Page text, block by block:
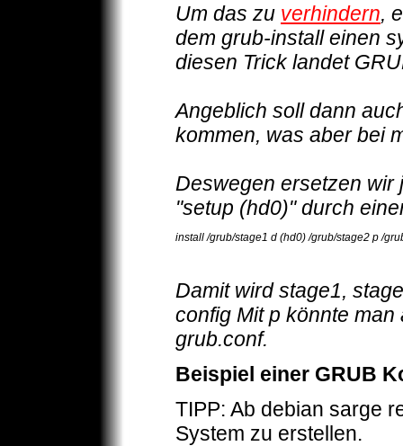
Um das zu verhindern,
dem grub-install einen
diesen Trick landet
Angeblich soll dann
kommen, was aber bei
Deswegen ersetzen wir
"setup (hd0)" durch
install /grub/stage1 d (hd0) /grub/stage2 p /
Damit wird stage1,
config Mit p könnte
grub.conf.
Beispiel einer GRUB
TIPP: Ab debian sarge
System zu erstellen.